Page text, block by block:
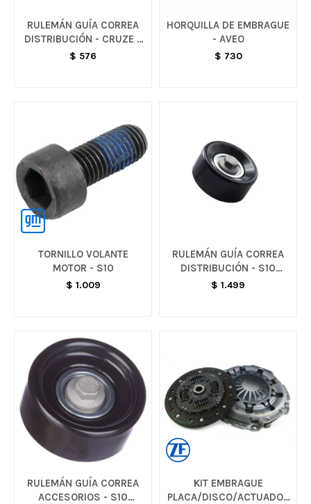
RULEMÁN GUÍA CORREA
DISTRIBUCIÓN - CRUZE /
SONIC / TRACKER
$ 576
HORQUILLA DE EMBRAGUE
- AVEO
$ 730
TORNILLO VOLANTE
MOTOR - S10
$ 1.009
RULEMÁN GUÍA CORREA
DISTRIBUCIÓN - S10
COLORADO
$ 1.499
RULEMÁN GUÍA CORREA
ACCESORIOS - S10
KIT EMBRAGUE
PLACA/DISCO/ACTUADOR